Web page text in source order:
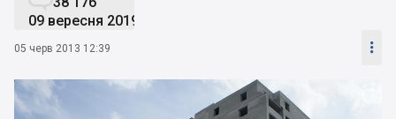
09 вересня 2019
05 черв 2013 12:39 